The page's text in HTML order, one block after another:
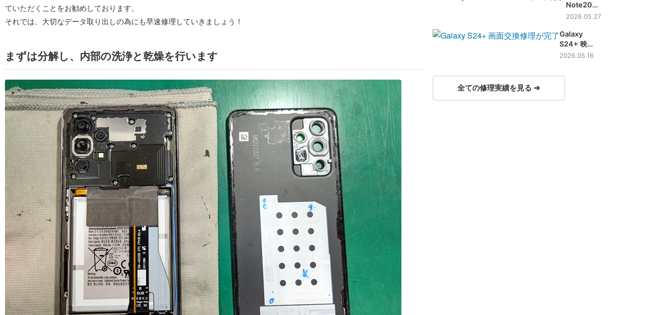
ていただくことをお勧めしております。
それでは、大切なデータ取り出しの為にも早速修理していきましょう！
まずは分解し、内部の洗浄と乾燥を行います
が画面交換
にて無事修
【滋賀】
Note20
Ultra 5G
わない症状
もカメラ交
換で即日修
2026.05.27
Galaxy
S24+ 映
らなくな
日修理
2026.05.16
全ての修理実績を見る ➔